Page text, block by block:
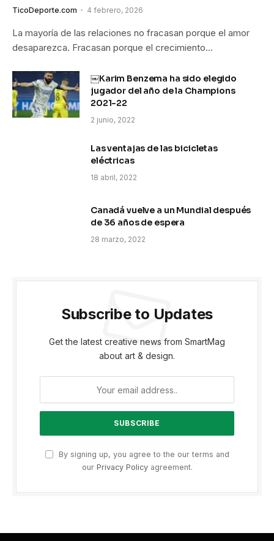
TicoDeporte.com 4 febrero, 2026
La mayoría de las relaciones no fracasan porque el amor
desaparezca. Fracasan porque el crecimiento…
￼Karim Benzema ha sido elegido
jugador del año de la Champions
2021-22
2 junio, 2022
Las ventajas de las bicicletas
eléctricas
18 abril, 2022
Canadá vuelve a un Mundial después
de 36 años de espera
28 marzo, 2022
Subscribe to Updates
Get the latest creative news from SmartMag
about art & design.
By signing up, you agree to the our terms and
our Privacy Policyagreement.